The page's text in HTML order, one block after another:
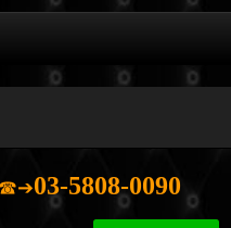
☎➔03-5808-0090